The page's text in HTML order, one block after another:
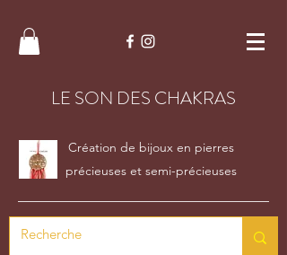
LE SON DES CHAKRAS
Création de bijoux en pierres
précieuses et semi-précieuses